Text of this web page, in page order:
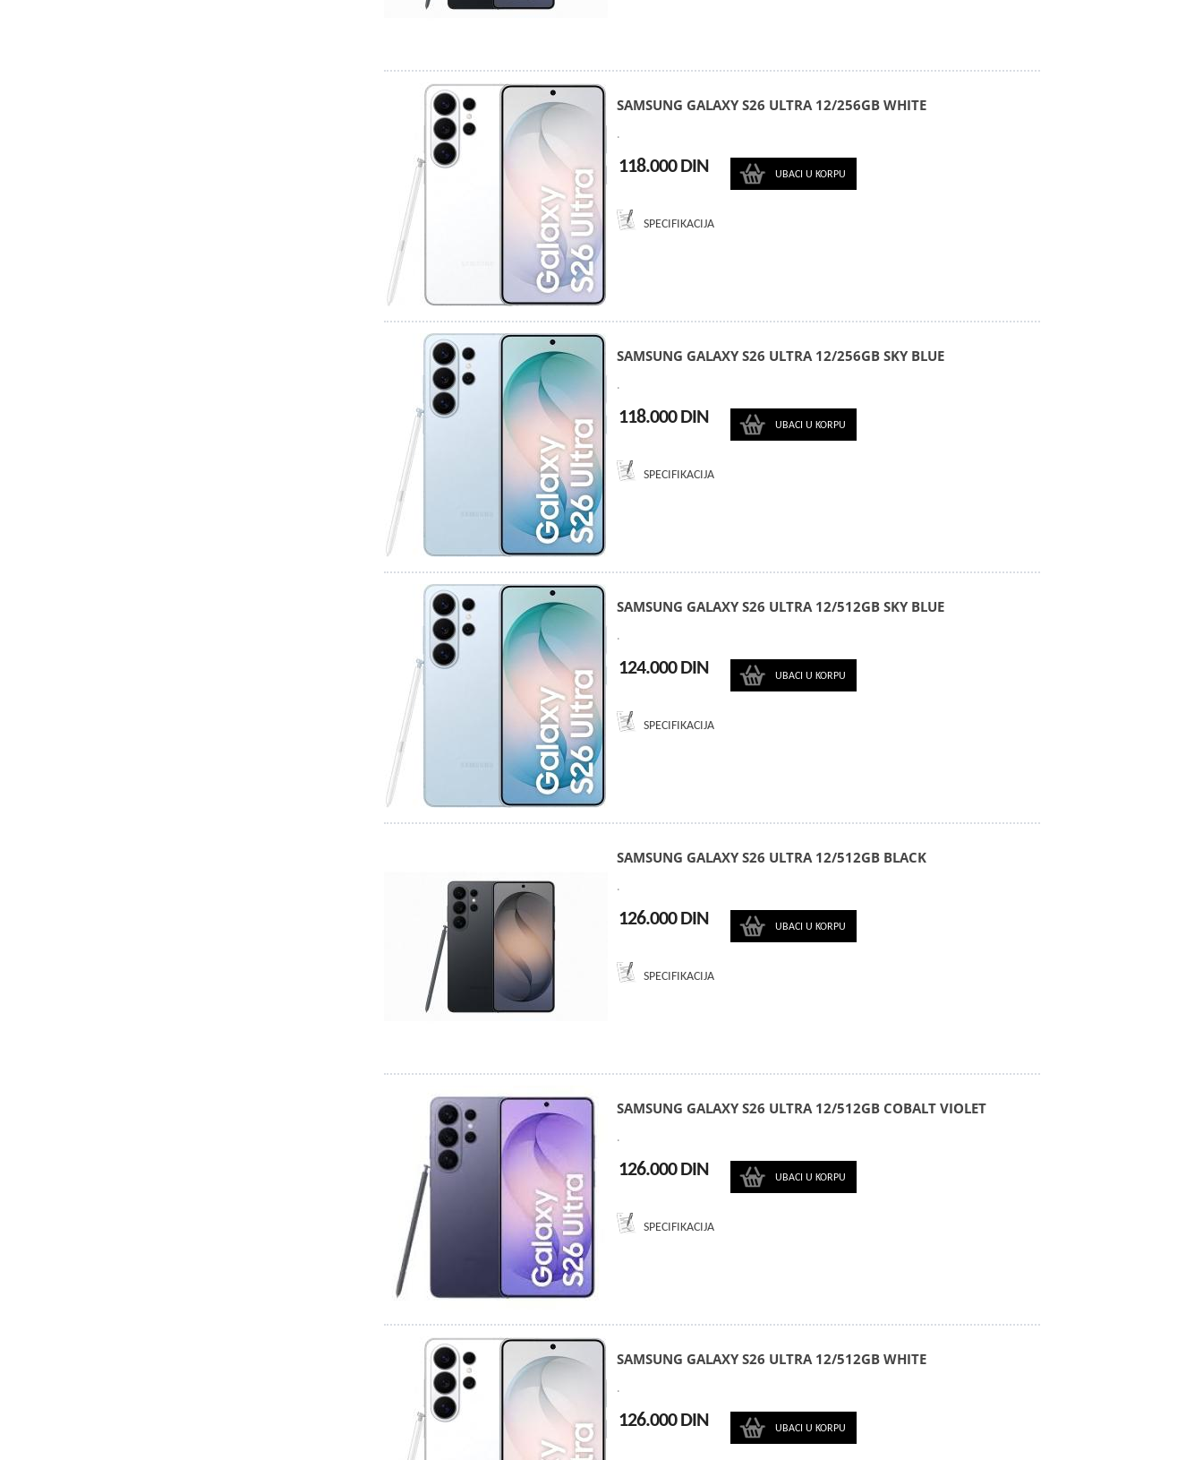
SAMSUNG GALAXY S26 ULTRA 12/256GB WHITE
.
118.000 DIN UBACI U KORPU
SPECIFIKACIJA
SAMSUNG GALAXY S26 ULTRA 12/256GB SKY BLUE
.
118.000 DIN UBACI U KORPU
SPECIFIKACIJA
SAMSUNG GALAXY S26 ULTRA 12/512GB SKY BLUE
.
124.000 DIN UBACI U KORPU
SPECIFIKACIJA
SAMSUNG GALAXY S26 ULTRA 12/512GB BLACK
.
126.000 DIN UBACI U KORPU
SPECIFIKACIJA
SAMSUNG GALAXY S26 ULTRA 12/512GB COBALT VIOLET
.
126.000 DIN UBACI U KORPU
SPECIFIKACIJA
SAMSUNG GALAXY S26 ULTRA 12/512GB WHITE
.
126.000 DIN UBACI U KORPU